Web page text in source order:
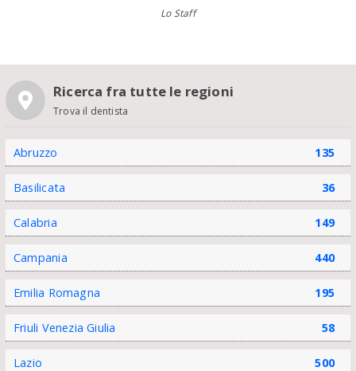
Lo Staff
Ricerca fra tutte le regioni
Trova il dentista
Abruzzo 135
Basilicata 36
Calabria 149
Campania 440
Emilia Romagna 195
Friuli Venezia Giulia 58
Lazio 500